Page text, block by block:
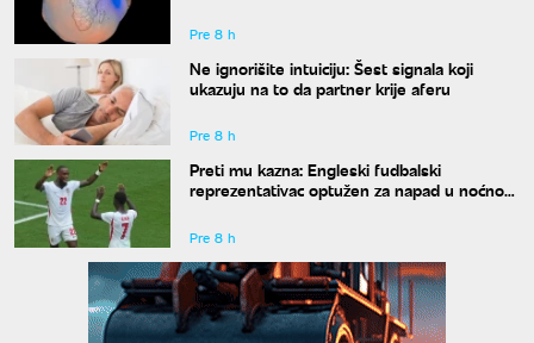
Pre 8 h
Ne ignorišite intuiciju: Šest signala koji
ukazuju na to da partner krije aferu
Pre 8 h
Preti mu kazna: Engleski fudbalski
reprezentativac optužen za napad u noćnom
Pre 8 h